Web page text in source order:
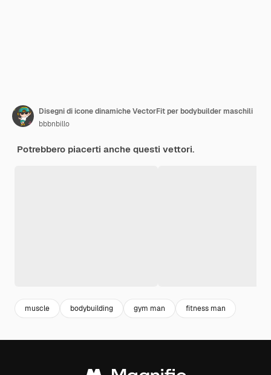
Disegni di icone dinamiche VectorFit per bodybuilder maschili
bbbnbillo
Potrebbero piacerti anche questi vettori.
muscle bodybuilding gym man fitness man